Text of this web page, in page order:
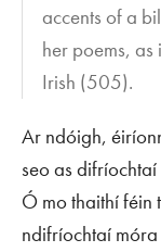
accents of a
her poems,
Irish (505).
Ar ndóigh,
seo as
Ó mo thaithí féin
ndifríochtaí